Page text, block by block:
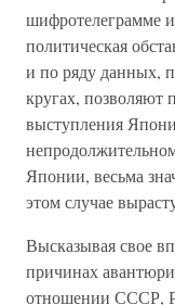
шифротелеграмме
политическая
и по ряду данных,
кругах, позволяют
выступления
Японии, весьма
этом случае
Высказывая свое
причинах
отношении СССР,